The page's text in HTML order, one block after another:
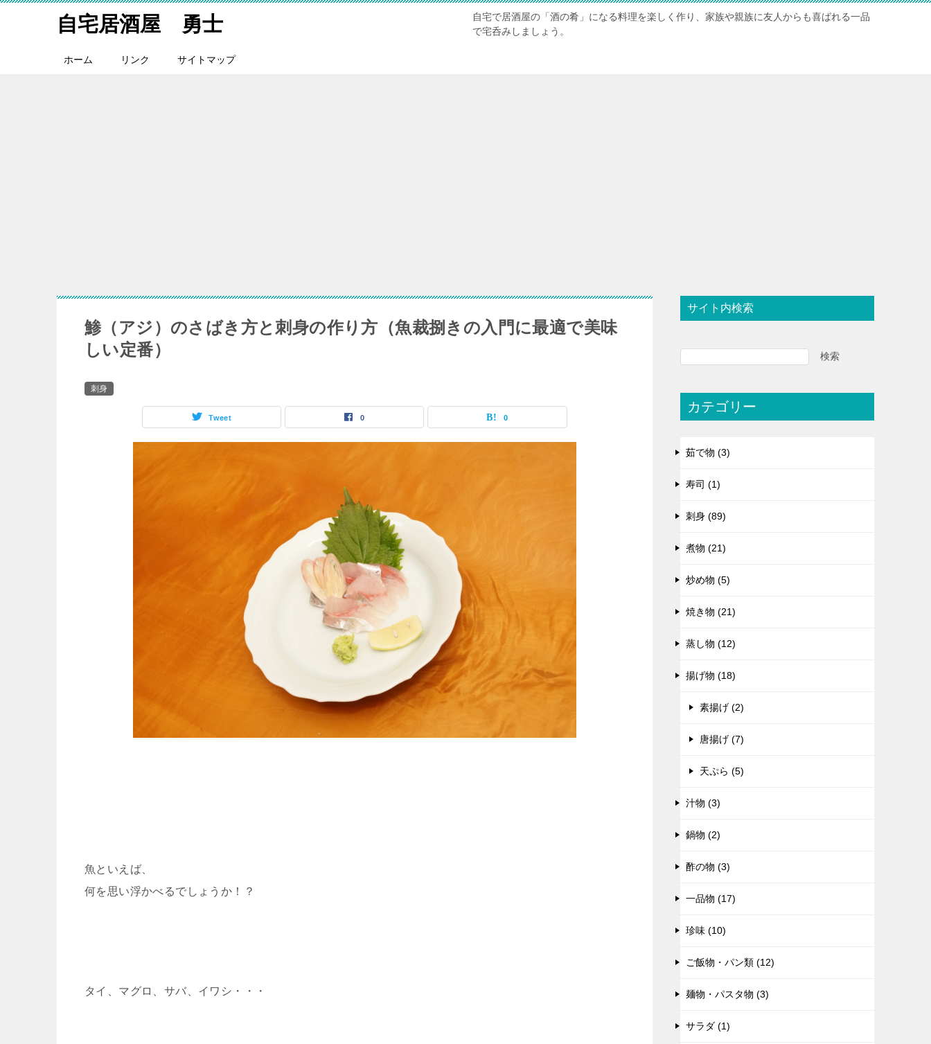
自宅居酒屋 勇士
自宅で居酒屋の「酒の肴」になる料理を楽しく作り、家族や親族に友人からも喜ばれる一品
で宅呑みしましょう。
ホーム リンク サイトマップ
鯵（アジ）のさばき方と刺身の作り方（魚裁捌きの入門に最適で美味
しい定番）
刺身
Tweet 0 0
魚といえば、
何を思い浮かべるでしょうか！？
タイ、マグロ、サバ、イワシ・・・
サイト内検索
検索
カテゴリー
茹で物 (3)
寿司 (1)
刺身 (89)
煮物 (21)
炒め物 (5)
焼き物 (21)
蒸し物 (12)
揚げ物 (18)
素揚げ (2)
唐揚げ (7)
天ぷら (5)
汁物 (3)
鍋物 (2)
酢の物 (3)
一品物 (17)
珍味 (10)
ご飯物・パン類 (12)
麺物・パスタ物 (3)
サラダ (1)